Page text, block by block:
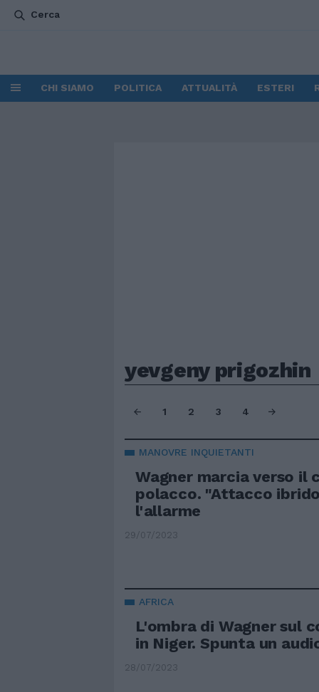
Cerca
CHI SIAMO POLITICA ATTUALITÀ ESTERI
yevgeny prigozhin
1 2 3 4
MANOVRE INQUIETANTI
Wagner marcia verso il
polacco. "Attacco
l'allarme
29/07/2023
AFRICA
L'ombra di Wagner sul
in Niger. Spunta un
28/07/2023